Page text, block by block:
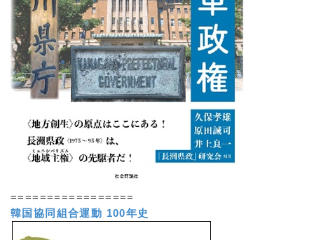
=================
韓国協同組合運動 100年史